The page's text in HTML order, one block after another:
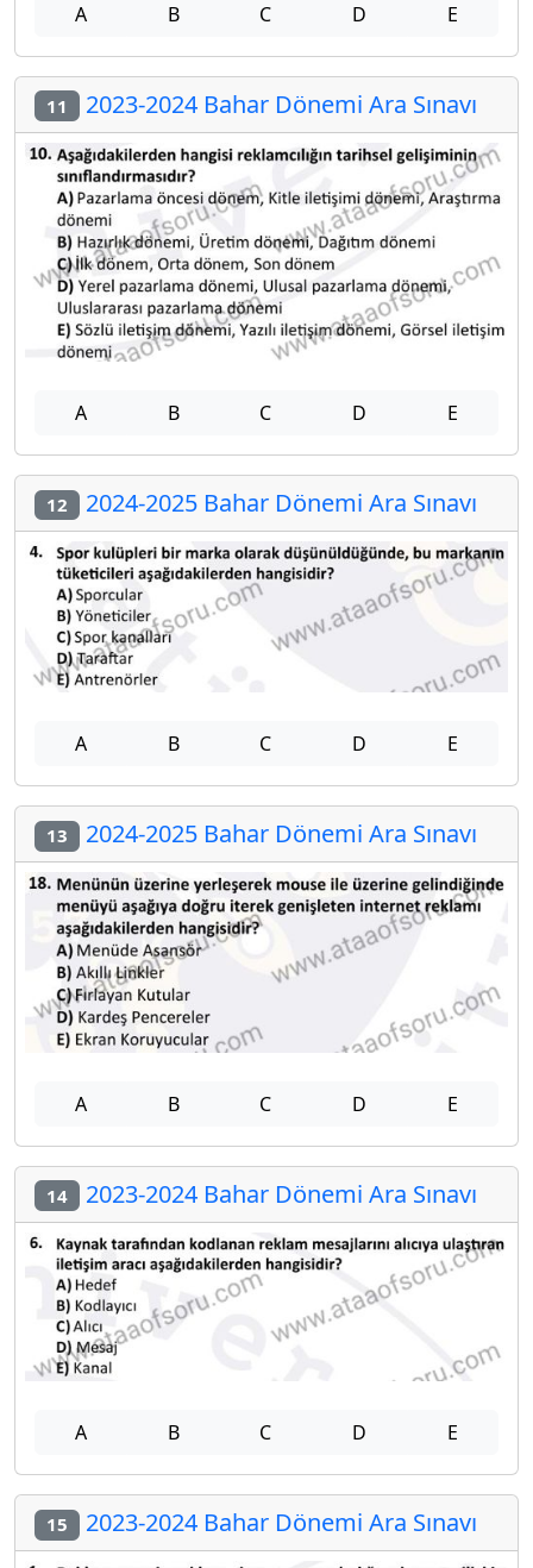
A B C D E
11 2023-2024 Bahar Dönemi Ara Sınavı
A B C D E
12 2024-2025 Bahar Dönemi Ara Sınavı
A B C D E
13 2024-2025 Bahar Dönemi Ara Sınavı
A B C D E
14 2023-2024 Bahar Dönemi Ara Sınavı
A B C D E
15 2023-2024 Bahar Dönemi Ara Sınavı